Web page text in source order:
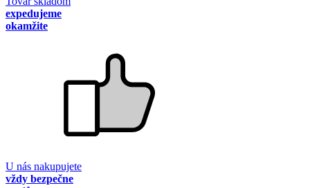
expedujeme
okamžite
U nás nakupujete
vždy bezpečne